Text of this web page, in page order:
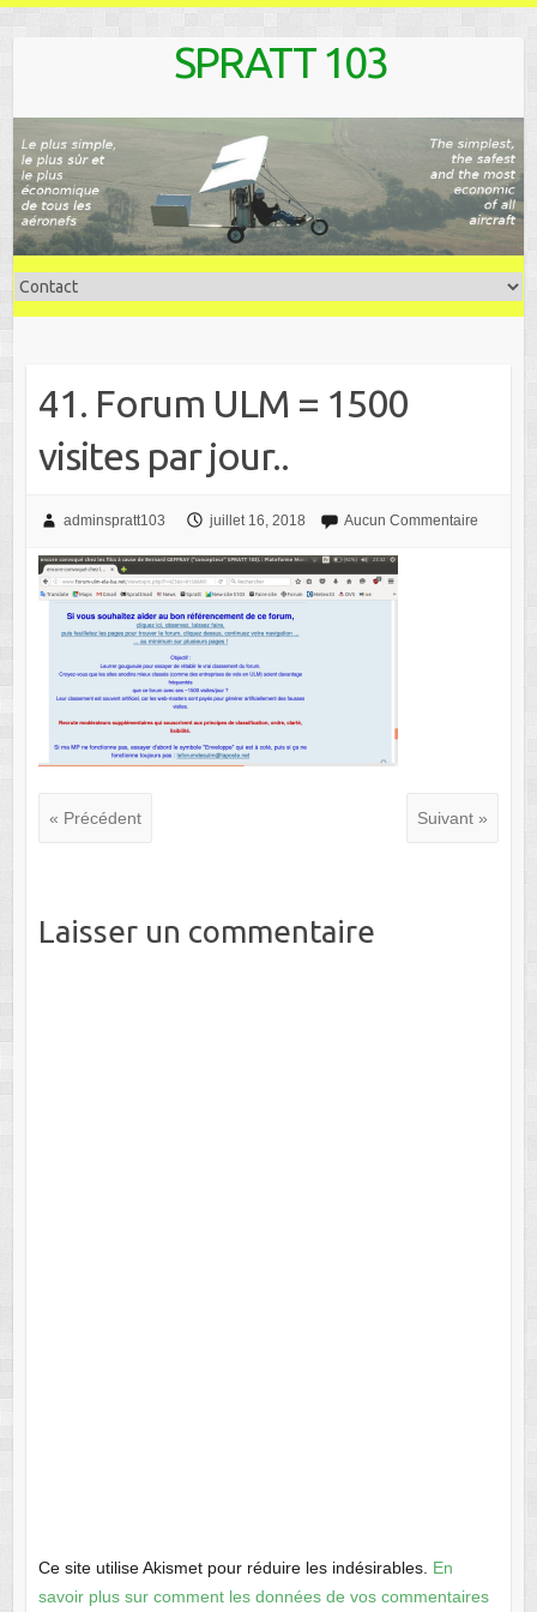
SPRATT 103
41. Forum ULM = 1500
visites par jour..
adminspratt103 juillet 16, 2018 Aucun Commentaire
« Précédent Suivant »
Laisser un commentaire
Ce site utilise Akismet pour réduire les indésirables. En
savoir plus sur comment les données de vos commentaires